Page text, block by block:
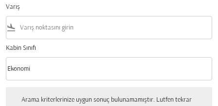
Varış
flight_land
Kabin Sınıfı
Kabin Sınıfı option Ekonomi Selected
Ekonomi
keyboard_arrow_down
Arama kriterlerinize uygun sonuç bulunamamıştır. Lutfen tekrar